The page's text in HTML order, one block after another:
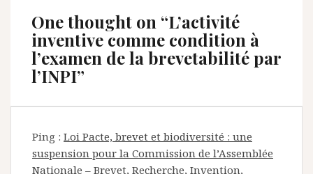
One thought on “L’activité
inventive comme condition à
l’examen de la brevetabilité par
l’INPI”
Ping : Loi Pacte, brevet et biodiversité : une
suspension pour la Commission de l’Assemblée
Nationale – Brevet, Recherche, Invention,